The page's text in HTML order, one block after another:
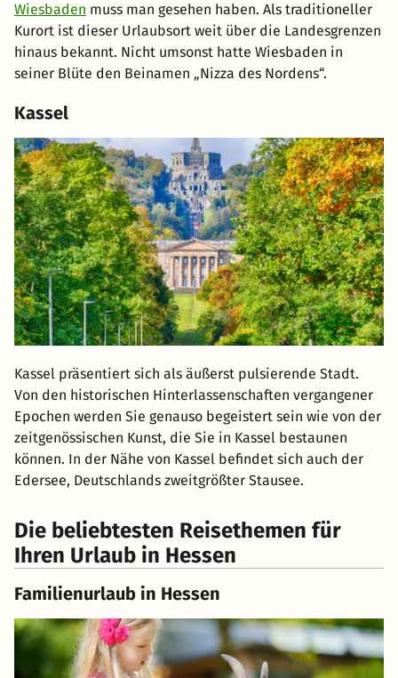
Wiesbaden muss man gesehen haben. Als traditioneller
Kurort ist dieser Urlaubsort weit über die Landesgrenzen
hinaus bekannt. Nicht umsonst hatte Wiesbaden in
seiner Blüte den Beinamen „Nizza des Nordens“.
Kassel
Kassel präsentiert sich als äußerst pulsierende Stadt.
Von den historischen Hinterlassenschaften vergangener
Epochen werden Sie genauso begeistert sein wie von der
zeitgenössischen Kunst, die Sie in Kassel bestaunen
können. In der Nähe von Kassel befindet sich auch der
Edersee, Deutschlands zweitgrößter Stausee.
Die beliebtesten Reisethemen für
Ihren Urlaub in Hessen
Familienurlaub in Hessen